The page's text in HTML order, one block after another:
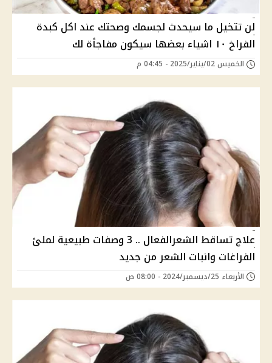
لن تتخيل ما سيحدث لجسمك وصحتك عند اكل كبدة
الفراخ ١٠ اشياء بعضها سيكون مفاجأة لك
الخميس 02/يناير/2025 - 04:45 م
علاج تساقط الشعرالفعال .. 3 وصفات طبيعية لملئ
الفراغات وانبات الشعر من جديد
الأربعاء 25/ديسمبر/2024 - 08:00 ص